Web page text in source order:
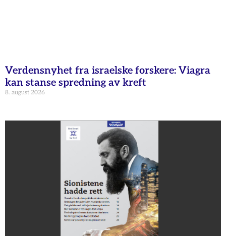
Verdensnyhet fra israelske forskere: Viagra
kan stanse spredning av kreft
8. august 2026